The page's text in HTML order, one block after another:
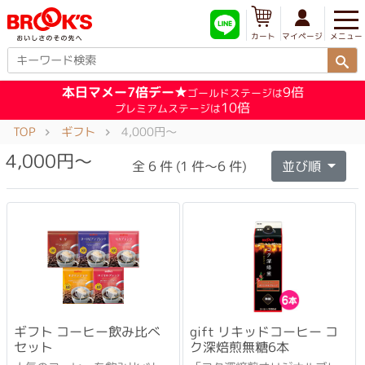
メニュー
マイページ
カート
本日マメー7倍デー★ゴールドステージは9倍
プレミアムステージは10倍
TOP ギフト 4,000円～
4,000円～ 全 6 件 (1 件～6 件) 並び順
ギフト コーヒー飲み比べ
セット
gift リキッドコーヒー コ
ク深焙煎無糖6本